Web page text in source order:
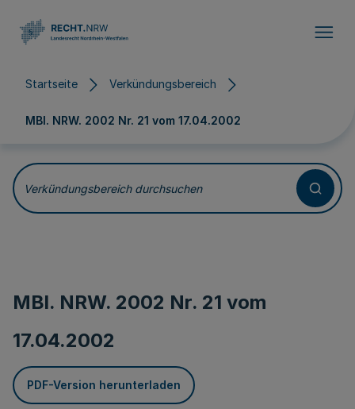
Startseite Verkündungsbereich
MBl. NRW. 2002 Nr. 21 vom 17.04.2002
Verkündungsbereich durchsuchen
MBl. NRW. 2002 Nr. 21 vom
17.04.2002
PDF-Version herunterladen